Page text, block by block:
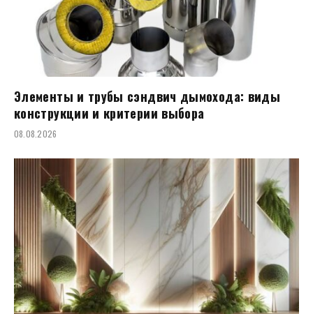
Элементы и трубы сэндвич дымохода: виды
конструкции и критерии выбора
08.08.2026